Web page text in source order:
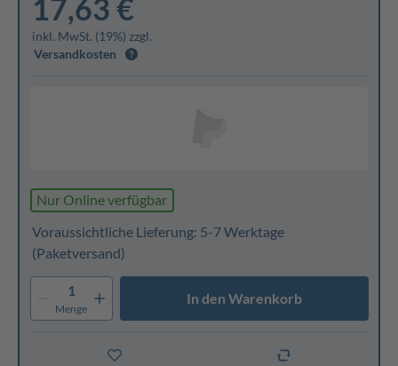
17,63 €
inkl. MwSt. (19%) zzgl.
Versandkosten
Nur Online verfügbar
Voraussichtliche Lieferung: 5-7 Werktage
(Paketversand)
1
Menge
In den Warenkorb